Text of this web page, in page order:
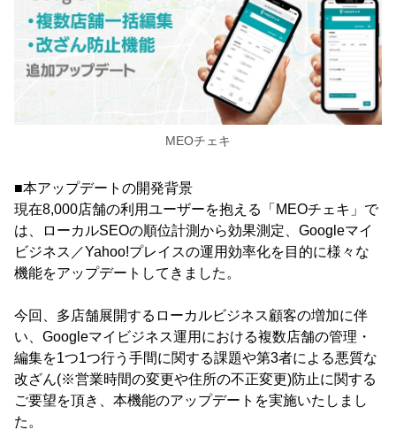
MEOチェキ
■本アップデートの開発背景
現在8,000店舗の利用ユーザーを抱える「MEOチェキ」で
は、ローカルSEOの順位計測から効果測定、Googleマイ
ビジネス／Yahoo!プレイスの運用効率化を目的に様々な
機能をアップデートしてきました。
今回、多店舗展開するローカルビジネス顧客の増加に伴
い、Googleマイビジネス運用における複数店舗の管理・
編集を1つ1つ行う手間に関する課題や第3者による悪質な
改ざん(※営業時間の変更や住所の不正変更)防止に関する
ご要望を頂き、本機能のアップデートを実施いたしまし
た。